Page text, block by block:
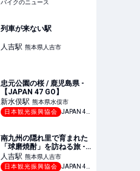
求めて走る旅
バイクのニュース
列車が来ない駅
人吉駅 熊本県人吉市
忠元公園の桜 / 鹿児島県 -
【JAPAN 47 GO】
新水俣駅 熊本県水俣市
日本観光振興協会
JAPAN 47 GO
南九州の隠れ里で育まれた
「球磨焼酎」を訪ねる旅 -
【JAPAN 47 GO】
人吉駅 熊本県人吉市
日本観光振興協会
JAPAN 47 GO